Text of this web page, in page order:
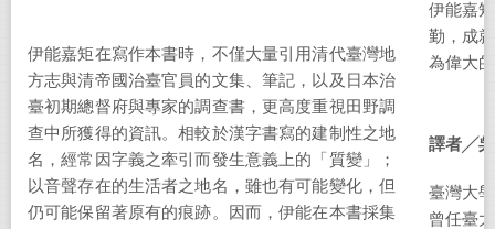
伊能嘉矩在寫作本書時，不僅大量引用清代臺灣地
方志與清帝國治臺官員的文集、筆記，以及日本治
臺初期總督府與專家的調查書，更高度重視田野調
查中所獲得的資訊。相較於漢字書寫的建制性之地
名，經常因字義之牽引而發生意義上的「質變」；
以音聲存在的生活者之地名，雖也有可能變化，但
仍可能保留著原有的痕跡。因而，伊能在本書採集
伊能嘉
勤，成
為偉大
譯者╱
臺灣大
曾任臺